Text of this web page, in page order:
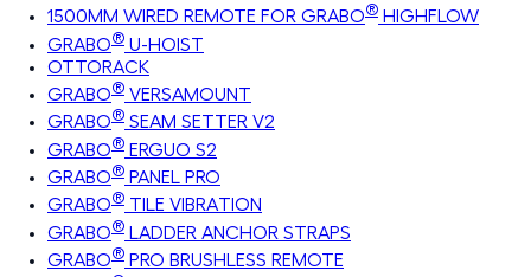
1500MM WIRED REMOTE FOR GRABO® HIGHFLOW
GRABO® U-HOIST
OTTORACK
GRABO® VERSAMOUNT
GRABO® SEAM SETTER V2
GRABO® ERGUO S2
GRABO® PANEL PRO
GRABO® TILE VIBRATION
GRABO® LADDER ANCHOR STRAPS
GRABO® PRO BRUSHLESS REMOTE